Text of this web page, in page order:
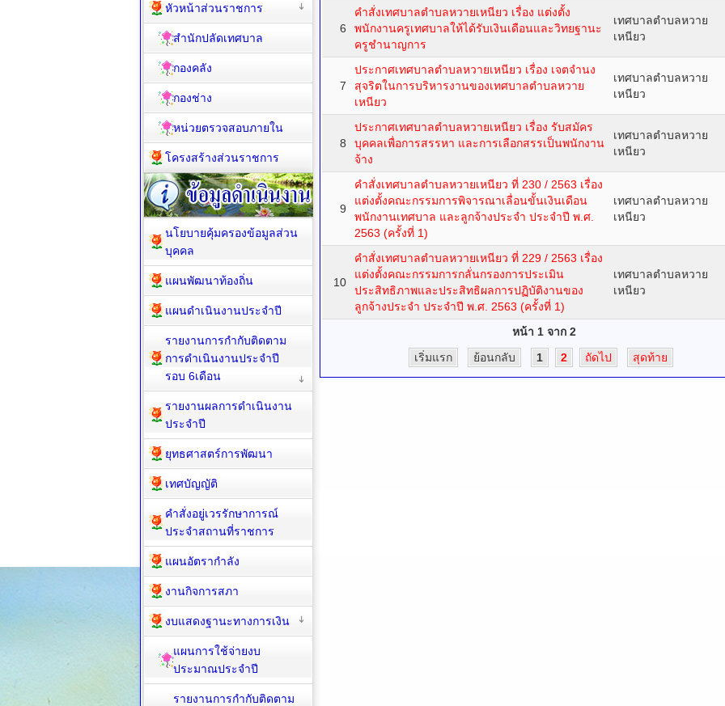
6
คำสั่งเทศบาลตำบลหวายเหนียว เรื่อง แต่งตั้ง
พนักงานครูเทศบาลให้ได้รับเงินเดือนและวิทยฐานะ
ครูชำนาญการ
เทศบาลตำบลหวาย
เหนียว
7
ประกาศเทศบาลตำบลหวายเหนียว เรื่อง เจตจำนง
สุจริตในการบริหารงานของเทศบาลตำบลหวาย
เหนียว
เทศบาลตำบลหวาย
เหนียว
8
ประกาศเทศบาลตำบลหวายเหนียว เรื่อง รับสมัคร
บุคคลเพื่อการสรรหา และการเลือกสรรเป็นพนักงาน
จ้าง
เทศบาลตำบลหวาย
เหนียว
9
คำสั่งเทศบาลตำบลหวายเหนียว ที่ 230 / 2563 เรื่อง
แต่งตั้งคณะกรรมการพิจารณาเลื่อนขั้นเงินเดือน
พนักงานเทศบาล และลูกจ้างประจำ ประจำปี พ.ศ.
2563 (ครั้งที่ 1)
เทศบาลตำบลหวาย
เหนียว
10
คำสั่งเทศบาลตำบลหวายเหนียว ที่ 229 / 2563 เรื่อง
แต่งตั้งคณะกรรมการกลั่นกรองการประเมิน
ประสิทธิภาพและประสิทธิผลการปฏิบัติงานของ
ลูกจ้างประจำ ประจำปี พ.ศ. 2563 (ครั้งที่ 1)
เทศบาลตำบลหวาย
เหนียว
หน้า 1 จาก 2
เริ่มแรก
ย้อนกลับ 1 2 ถัดไป สุดท้าย
หัวหน้าส่วนราชการ
สำนักปลัดเทศบาล
กองคลัง
กองช่าง
หน่วยตรวจสอบภายใน
โครงสร้างส่วนราชการ
นโยบายคุ้มครองข้อมูลส่วน
บุคคล
แผนพัฒนาท้องถิ่น
แผนดำเนินงานประจำปี
รายงานการกำกับติดตาม
การดำเนินงานประจำปี
รอบ 6เดือน
รายงานผลการดำเนินงาน
ประจำปี
ยุทธศาสตร์การพัฒนา
เทศบัญญัติ
คำสั่งอยู่เวรรักษาการณ์
ประจำสถานที่ราชการ
แผนอัตรากำลัง
งานกิจการสภา
งบแสดงฐานะทางการเงิน
แผนการใช้จ่ายงบ
ประมาณประจำปี
รายงานการกำกับติดตาม